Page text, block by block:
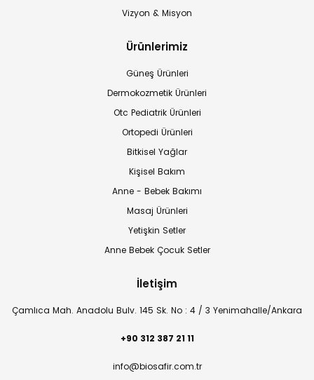
Vizyon & Misyon
Ürünlerimiz
Güneş Ürünleri
Dermokozmetik Ürünleri
Otc Pediatrik Ürünleri
Ortopedi Ürünleri
Bitkisel Yağlar
Kişisel Bakım
Anne - Bebek Bakımı
Masaj Ürünleri
Yetişkin Setler
Anne Bebek Çocuk Setler
İletişim
Çamlıca Mah. Anadolu Bulv. 145 Sk. No : 4 / 3 Yenimahalle/Ankara
+90 312 387 21 11
info@biosafir.com.tr